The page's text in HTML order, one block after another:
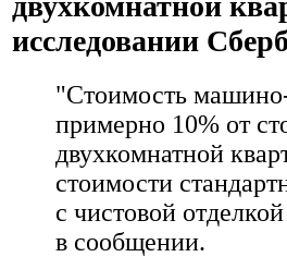
исследовании
"Стоимость
примерно 10% от
двухкомнатной
стоимости
с чистовой
в сообщении.